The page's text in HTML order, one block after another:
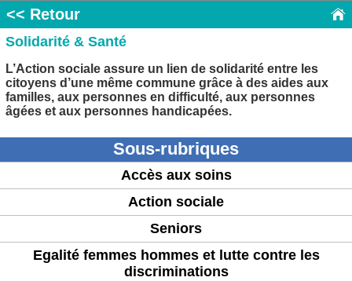
<< Retour
Solidarité & Santé
L’Action sociale assure un lien de solidarité entre les
citoyens d’une même commune grâce à des aides aux
familles, aux personnes en difficulté, aux personnes
âgées et aux personnes handicapées.
Sous-rubriques
Accès aux soins
Action sociale
Seniors
Egalité femmes hommes et lutte contre les
discriminations